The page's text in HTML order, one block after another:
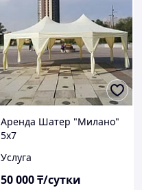
Аренда Шатер "Милано"
5х7
Услуга
50 000₸/сутки